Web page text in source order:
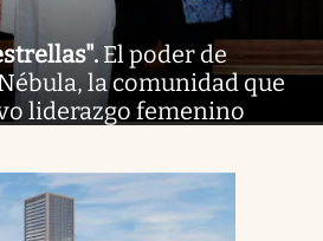
. El poder de
la comunidad que
liderazgo femenino